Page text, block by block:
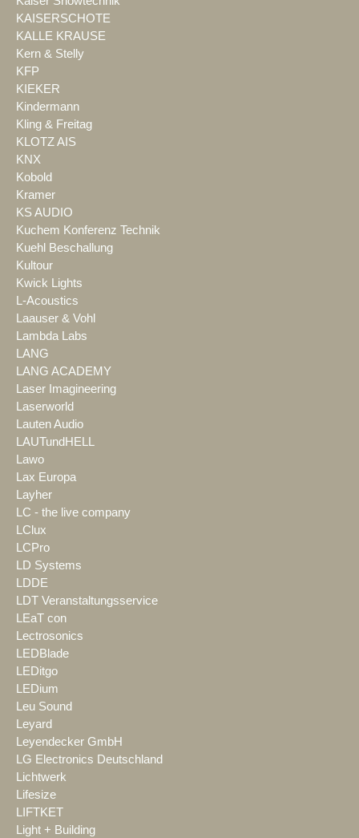
KAISERSCHOTE
KALLE KRAUSE
Kern & Stelly
KFP
KIEKER
Kindermann
Kling & Freitag
KLOTZ AIS
KNX
Kobold
Kramer
KS AUDIO
Kuchem Konferenz Technik
Kuehl Beschallung
Kultour
Kwick Lights
L-Acoustics
Laauser & Vohl
Lambda Labs
LANG
LANG ACADEMY
Laser Imagineering
Laserworld
Lauten Audio
LAUTundHELL
Lawo
Lax Europa
Layher
LC - the live company
LClux
LCPro
LD Systems
LDDE
LDT Veranstaltungsservice
LEaT con
Lectrosonics
LEDBlade
LEDitgo
LEDium
Leu Sound
Leyard
Leyendecker GmbH
LG Electronics Deutschland
Lichtwerk
Lifesize
LIFTKET
Light + Building